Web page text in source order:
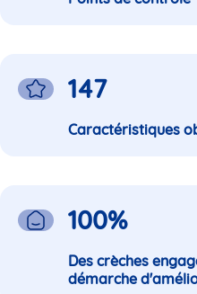
147
Caractéristiques
100%
Des crèches
démarche